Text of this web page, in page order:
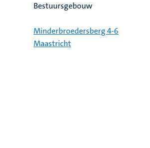
Bestuursgebouw
Minderbroedersberg 4-6
Maastricht